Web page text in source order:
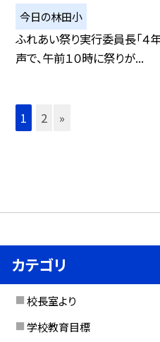
今日の林田小
ふれあい祭り実行委員長「４
声で、午前１０時に祭りが...
1 2 »
カテゴリ
校長室より
学校教育目標